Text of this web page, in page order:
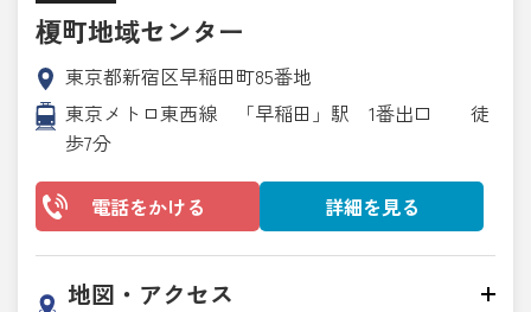
榎町地域センター
東京都新宿区早稲田町85番地
東京メトロ東西線 「早稲田」駅 1番出口 徒
歩7分
電話をかける 詳細を見る
地図・アクセス